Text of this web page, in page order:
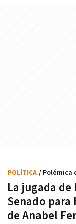
La jugada
Senado
de Anabel
POLÍTICA/ Polémica